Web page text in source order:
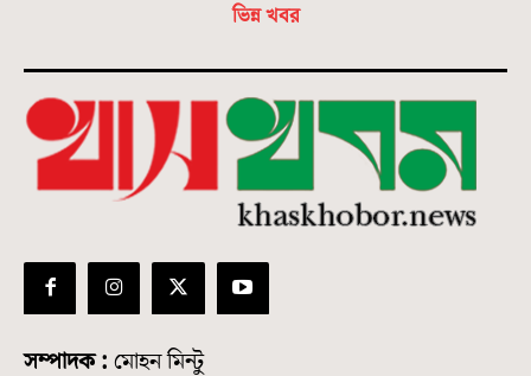
ভিন্ন খবর
সম্পাদক : মোহন মিন্টু